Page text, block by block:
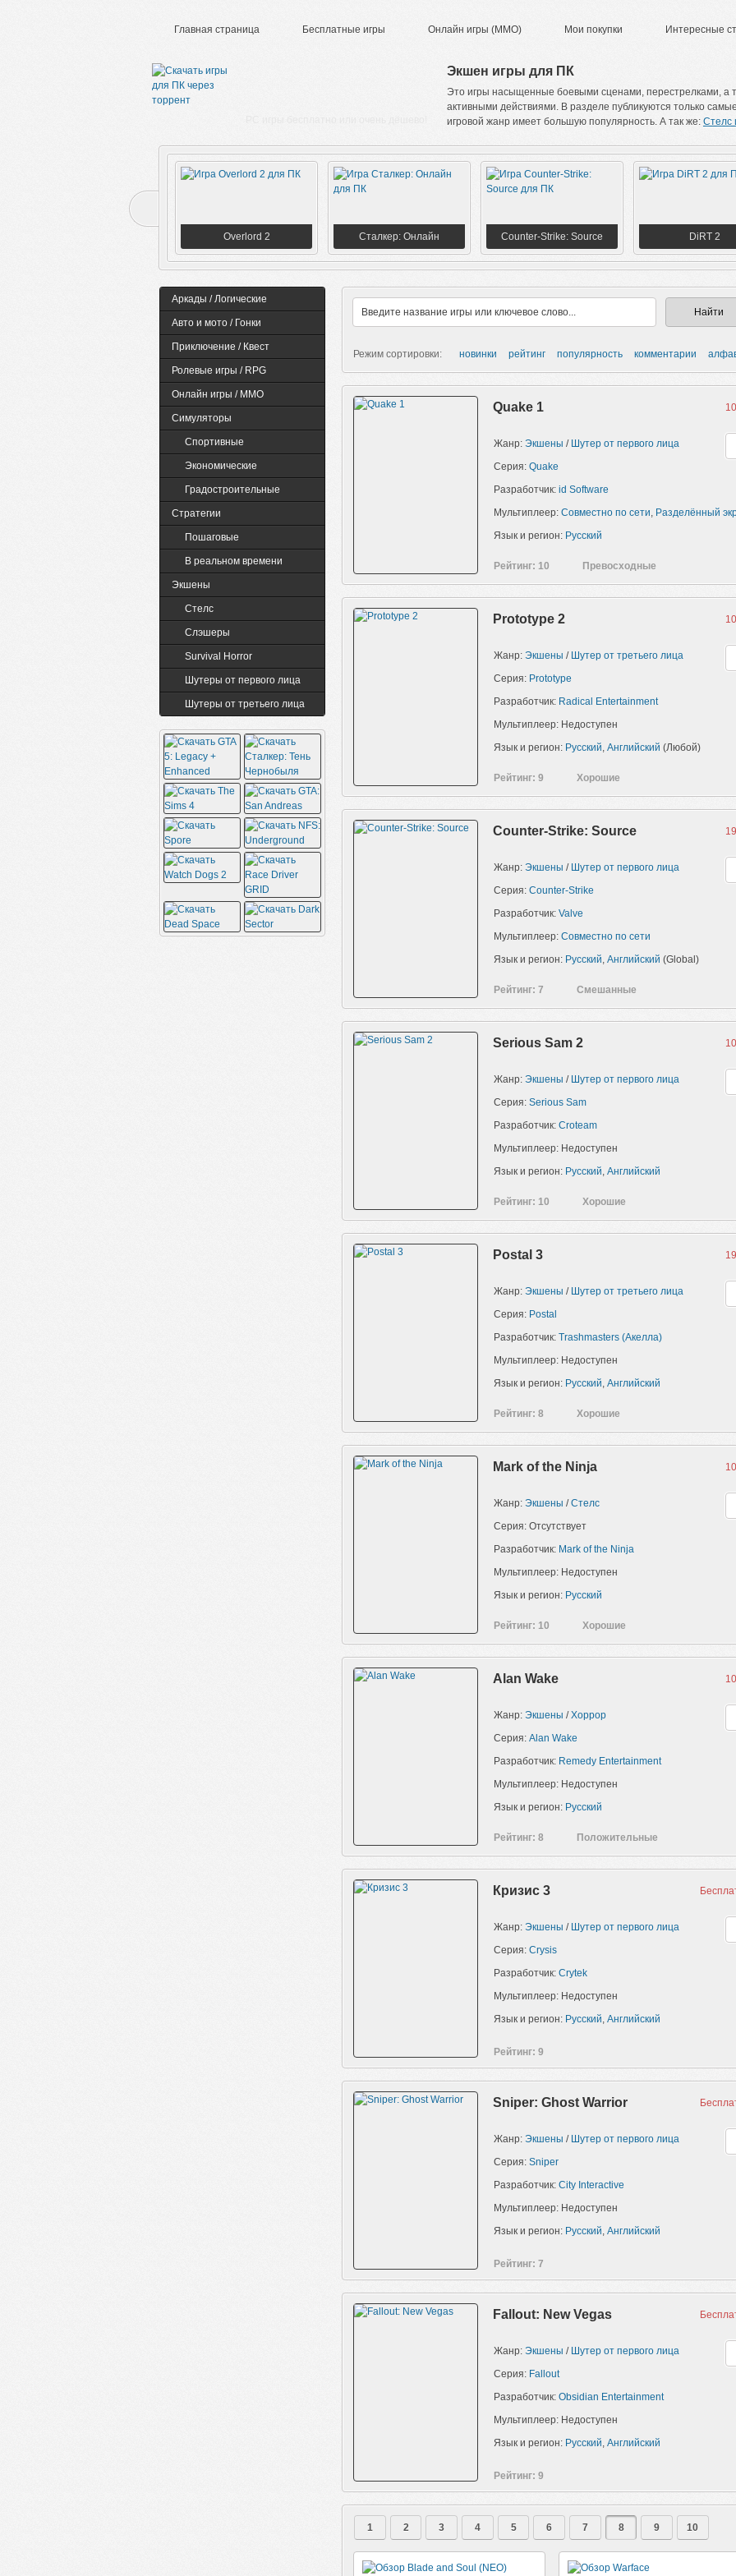
Главная страница Бесплатные игры Онлайн игры (ММО) Мои покупки Интересные
Экшен игры для ПК
Это игры насыщенные боевыми сценами, перестрелками, а
активными действиями. В разделе публикуются только
игровой жанр имеет большую популярность. А так же: Cтелс
Overlord 2 Сталкер: Онлайн Counter-Strike: Source DiRT 2
Режим сортировки: новинки рейтинг популярность комментарии
Quake 1
Жанр: Экшены / Шутер от первого лица
Серия: Quake
Разработчик: id Software
Мультиплеер: Совместно по сети, Разделённый
Язык и регион: Русский
Рейтинг: 10 Превосходные
Prototype 2
Жанр: Экшены / Шутер от третьего лица
Серия: Prototype
Разработчик: Radical Entertainment
Мультиплеер: Недоступен
Язык и регион: Русский, Английский (Любой)
Рейтинг: 9 Хорошие
Counter-Strike: Source
Жанр: Экшены / Шутер от первого лица
Серия: Counter-Strike
Разработчик: Valve
Мультиплеер: Совместно по сети
Язык и регион: Русский, Английский (Global)
Рейтинг: 7 Смешанные
Serious Sam 2
Жанр: Экшены / Шутер от первого лица
Серия: Serious Sam
Разработчик: Croteam
Мультиплеер: Недоступен
Язык и регион: Русский, Английский
Рейтинг: 10 Хорошие
Postal 3
Жанр: Экшены / Шутер от третьего лица
Серия: Postal
Разработчик: Trashmasters (Акелла)
Мультиплеер: Недоступен
Язык и регион: Русский, Английский
Рейтинг: 8 Хорошие
Mark of the Ninja
Жанр: Экшены /Cтелс
Серия: Отсутствует
Разработчик: Mark of the Ninja
Мультиплеер: Недоступен
Язык и регион: Русский
Рейтинг: 10 Хорошие
Alan Wake
Жанр: Экшены /Хоррор
Серия: Alan Wake
Разработчик: Remedy Entertainment
Мультиплеер: Недоступен
Язык и регион: Русский
Рейтинг: 8 Положительные
Кризис 3
Жанр: Экшены / Шутер от первого лица
Серия: Crysis
Разработчик: Crytek
Мультиплеер: Недоступен
Язык и регион: Русский, Английский
Рейтинг: 9
Sniper: Ghost Warrior
Жанр: Экшены / Шутер от первого лица
Серия: Sniper
Разработчик: City Interactive
Мультиплеер: Недоступен
Язык и регион: Русский, Английский
Рейтинг: 7
Fallout: New Vegas
Жанр: Экшены / Шутер от первого лица
Серия: Fallout
Разработчик: Obsidian Entertainment
Мультиплеер: Недоступен
Язык и регион: Русский, Английский
Рейтинг: 9
1 2 3 4 5 6 7 8 9 10
Аркады / Логические
Авто и мото / Гонки
Приключение / Квест
Ролевые игры / RPG
Онлайн игры / MMO
Симуляторы
Спортивные
Экономические
Градостроительные
Стратегии
Пошаговые
В реальном времени
Экшены
Cтелс
Слэшеры
Survival Horror
Шутеры от первого лица
Шутеры от третьего лица